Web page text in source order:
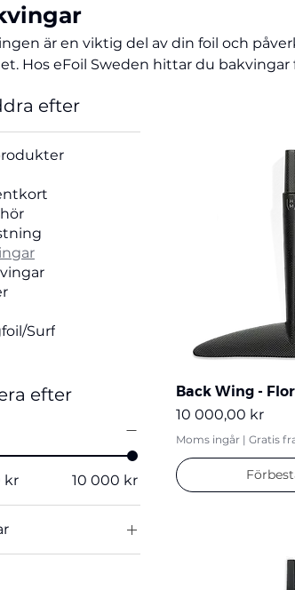
är en viktig del av din foil och
Hos eFoil Sweden hittar du bakvingar
mindre modeller erbjuder högre
bakvinge för din eFoil och optimera
och personliga
efter
Surf
efter
kr 10 000 kr
Back Wing -
Pris
10 000,00 kr
Moms ingår | Gratis